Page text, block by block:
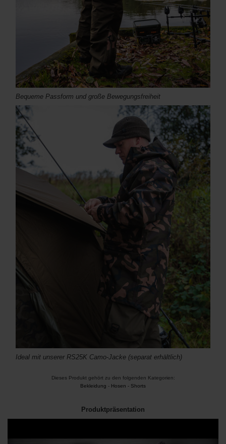
Bequeme Passform und große Bewegungsfreiheit
Ideal mit unserer RS25K Camo-Jacke (separat erhältlich)
Dieses Produkt gehört zu den folgenden Kategorien:
Bekleidung - Hosen - Shorts
Produktpräsentation